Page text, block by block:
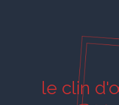
le clin